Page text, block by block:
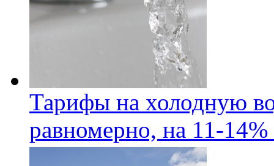
Тарифы на холодную
равномерно, на 11-14%